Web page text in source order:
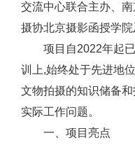
交流中心联合主办、
摄协北京摄影函授学
项目自2022年起
训上,始终处于先进地
文物拍摄的知识储备
实际工作问题。
一、项目亮点